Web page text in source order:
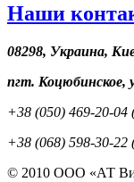
Наши
08298, Украина,
пгт. Коцюбинское,
+38 (050) 469-20-04
+38 (068) 598-30-22
© 2010 ООО «АТ